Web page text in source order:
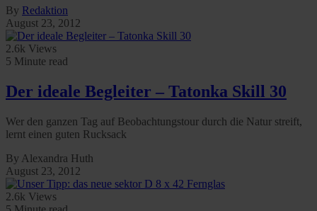
By Redaktion
August 23, 2012
2.6k Views
5 Minute read
Der ideale Begleiter – Tatonka Skill 30
Wer den ganzen Tag auf Beobachtungstour durch die Natur streift,
lernt einen guten Rucksack
By Alexandra Huth
August 23, 2012
2.6k Views